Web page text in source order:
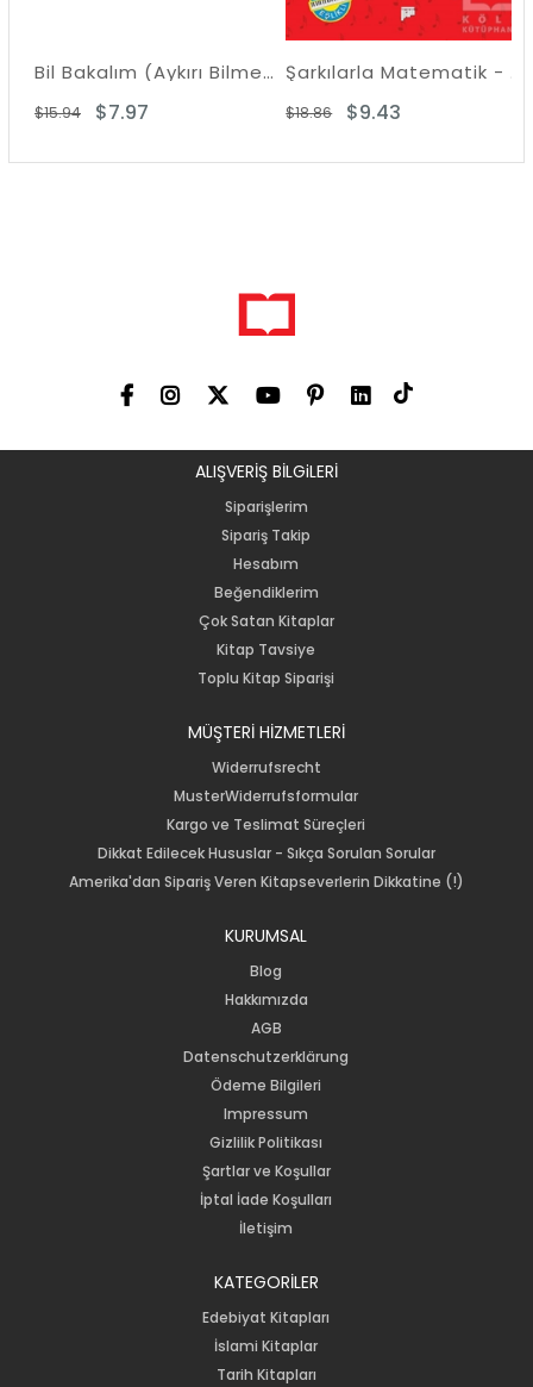
Bil Bakalım (Aykırı Bilmeceler)
$7.97
$15.94
Şarkılarla Matematik - Matematik Becerileri İçin Şarkılar Müzik CD'si ile Birlikte
$9.43
$18.86
ALIŞVERİŞ BİLGiLERİ
Siparişlerim
Sipariş Takip
Hesabım
Beğendiklerim
Çok Satan Kitaplar
Kitap Tavsiye
Toplu Kitap Siparişi
MÜŞTERİ HİZMETLERİ
Widerrufsrecht
MusterWiderrufsformular
Kargo ve Teslimat Süreçleri
Dikkat Edilecek Hususlar - Sıkça Sorulan Sorular
Amerika'dan Sipariş Veren Kitapseverlerin Dikkatine (!)
KURUMSAL
Blog
Hakkımızda
AGB
Datenschutzerklärung
Ödeme Bilgileri
Impressum
Gizlilik Politikası
Şartlar ve Koşullar
İptal İade Koşulları
İletişim
KATEGORİLER
Edebiyat Kitapları
İslami Kitaplar
Tarih Kitapları